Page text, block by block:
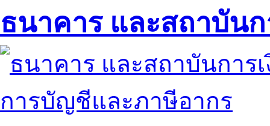
ธนาคาร และสถาบันก
การบัญชีและภาษีอากร